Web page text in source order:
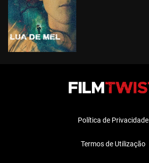
Política de Privacidade
Termos de Utilização